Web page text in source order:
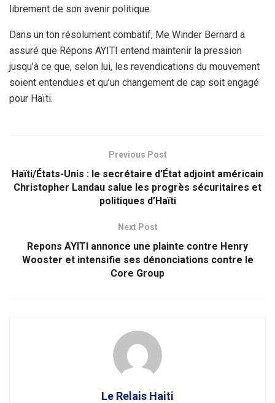
librement de son avenir politique.
Dans un ton résolument combatif, Me Winder Bernard a
assuré que Répons AYITI entend maintenir la pression
jusqu’à ce que, selon lui, les revendications du mouvement
soient entendues et qu’un changement de cap soit engagé
pour Haïti.
Previous Post
Haïti/États-Unis : le secrétaire d’État adjoint américain
Christopher Landau salue les progrès sécuritaires et
politiques d’Haïti
Next Post
Repons AYITI annonce une plainte contre Henry
Wooster et intensifie ses dénonciations contre le
Core Group
Le Relais Haiti